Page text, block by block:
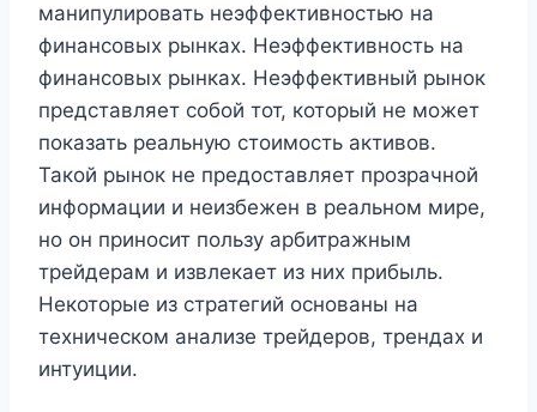
манипулировать неэффективностью на
финансовых рынках. Неэффективность на
финансовых рынках. Неэффективный рынок
представляет собой тот, который не может
показать реальную стоимость активов.
Такой рынок не предоставляет прозрачной
информации и неизбежен в реальном мире,
но он приносит пользу арбитражным
трейдерам и извлекает из них прибыль.
Некоторые из стратегий основаны на
техническом анализе трейдеров, трендах и
интуиции.